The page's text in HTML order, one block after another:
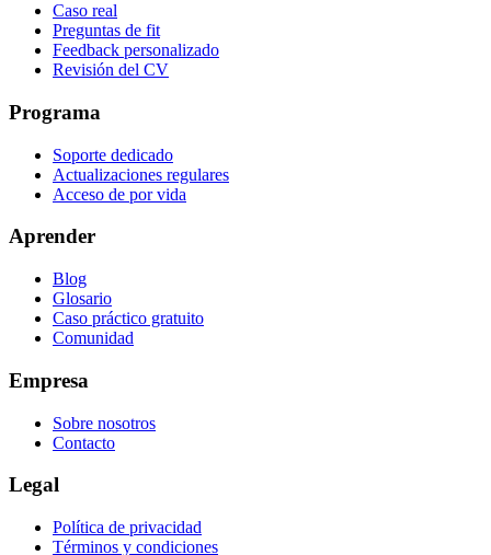
Caso real
Preguntas de fit
Feedback personalizado
Revisión del CV
Programa
Soporte dedicado
Actualizaciones regulares
Acceso de por vida
Aprender
Blog
Glosario
Caso práctico gratuito
Comunidad
Empresa
Sobre nosotros
Contacto
Legal
Política de privacidad
Términos y condiciones